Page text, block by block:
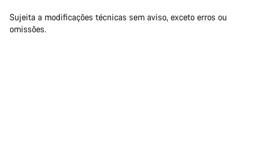
responsabilidade
Sujeita a modificações técnicas sem aviso, exceto erros ou
omissões.